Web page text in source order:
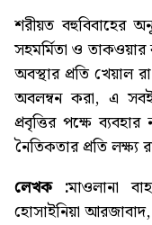
শরীয়ত বহুবিবাহের
সহমর্মিতা ও তাকওয়ার
অবস্থার প্রতি খেয়াল
অবলম্বন করা, এ সবই
প্রবৃত্তির পক্ষে
নৈতিকতার প্রতি লক্ষ্য
লেখক :মাওলানা
হোসাইনিয়া আরজাবাদ,